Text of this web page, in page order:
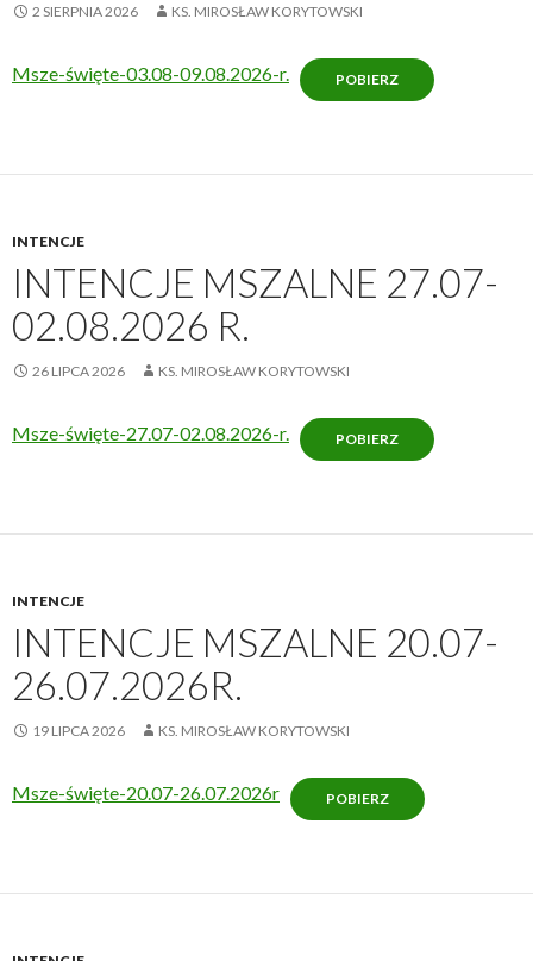
2 SIERPNIA 2026 KS. MIROSŁAW KORYTOWSKI
Msze-święte-03.08-09.08.2026-r. POBIERZ
INTENCJE
INTENCJE MSZALNE 27.07-
02.08.2026 R.
26 LIPCA 2026 KS. MIROSŁAW KORYTOWSKI
Msze-święte-27.07-02.08.2026-r. POBIERZ
INTENCJE
INTENCJE MSZALNE 20.07-
26.07.2026R.
19 LIPCA 2026 KS. MIROSŁAW KORYTOWSKI
Msze-święte-20.07-26.07.2026r POBIERZ